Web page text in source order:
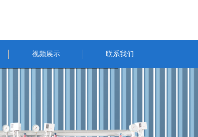
视频展示 联系我们